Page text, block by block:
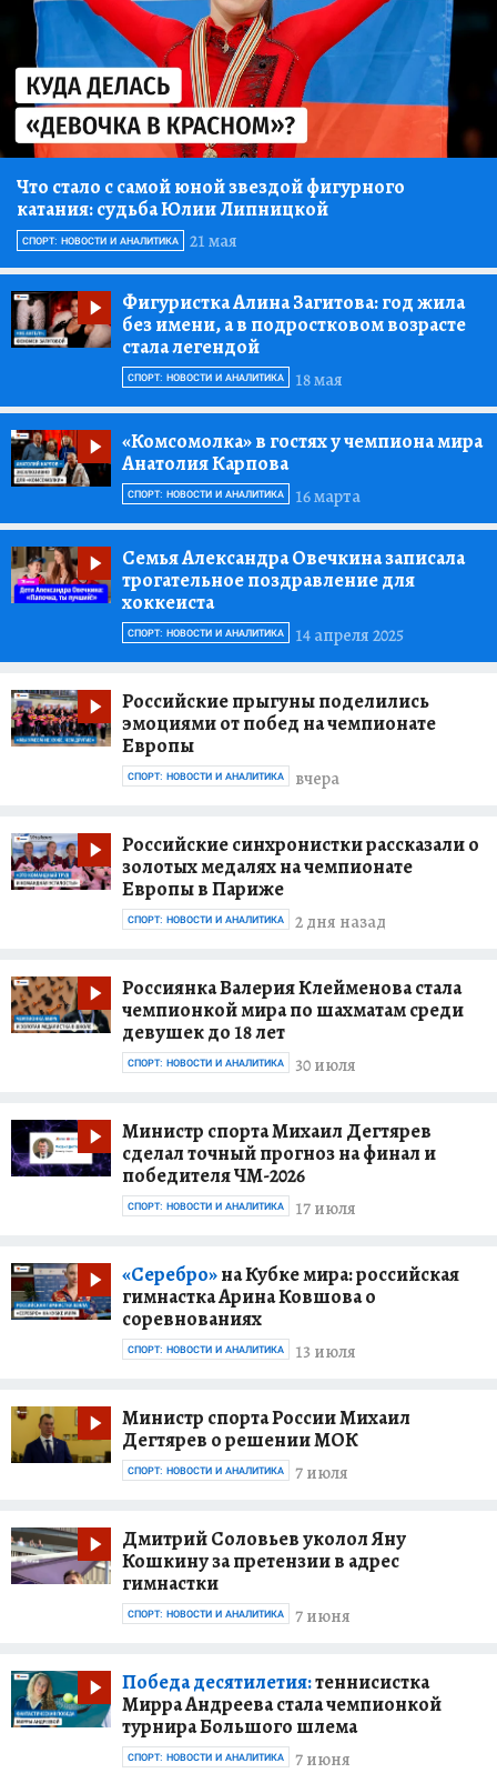
Что стало с самой юной звездой фигурного
катания: судьба Юлии Липницкой
21 мая
СПОРТ: НОВОСТИ И АНАЛИТИКА
Фигуристка Алина Загитова:год жила
без имени, а в подростковом возрасте
стала легендой
18 мая
СПОРТ: НОВОСТИ И АНАЛИТИКА
«Комсомолка»в гостях у чемпиона мира
Анатолия Карпова
16 марта
СПОРТ: НОВОСТИ И АНАЛИТИКА
Семья Александра Овечкина записала
трогательное поздравление для
хоккеиста
14 апреля 2025
СПОРТ: НОВОСТИ И АНАЛИТИКА
Российские прыгуны поделились
эмоциями от побед на чемпионате
Европы
вчера
СПОРТ: НОВОСТИ И АНАЛИТИКА
Российские синхронистки рассказали о
золотых медалях на чемпионате
Европы в Париже
2 дня назад
СПОРТ: НОВОСТИ И АНАЛИТИКА
Россиянка Валерия Клейменова стала
чемпионкой мира по шахматам среди
девушек до 18 лет
30 июля
СПОРТ: НОВОСТИ И АНАЛИТИКА
Министр спорта Михаил Дегтярев
сделал точный прогноз на финал и
победителя ЧМ-2026
17 июля
СПОРТ: НОВОСТИ И АНАЛИТИКА
«Серебро»на Кубке мира: российская
гимнастка Арина Ковшова о
соревнованиях
13 июля
СПОРТ: НОВОСТИ И АНАЛИТИКА
Министр спорта России Михаил
Дегтярев о решении МОК
7 июля
СПОРТ: НОВОСТИ И АНАЛИТИКА
Дмитрий Соловьев уколол Яну
Кошкину за претензии в адрес
гимнастки
7 июня
СПОРТ: НОВОСТИ И АНАЛИТИКА
Победа десятилетия:теннисистка
Мирра Андреева стала чемпионкой
турнира Большого шлема
7 июня
СПОРТ: НОВОСТИ И АНАЛИТИКА